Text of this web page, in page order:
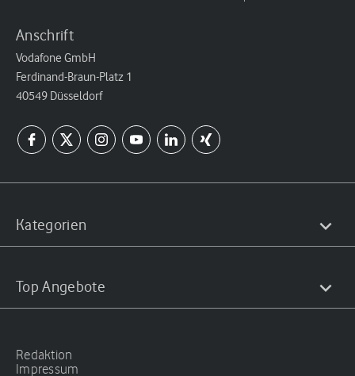
Anschrift
Vodafone GmbH
Ferdinand-Braun-Platz 1
40549 Düsseldorf
Kategorien
Top Angebote
Redaktion
Impressum